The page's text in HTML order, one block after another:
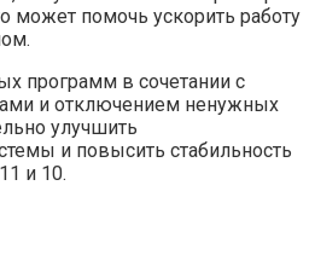
может помочь ускорить работу
программ в сочетании с
и отключением ненужных
улучшить
и повысить стабильность
и 10.